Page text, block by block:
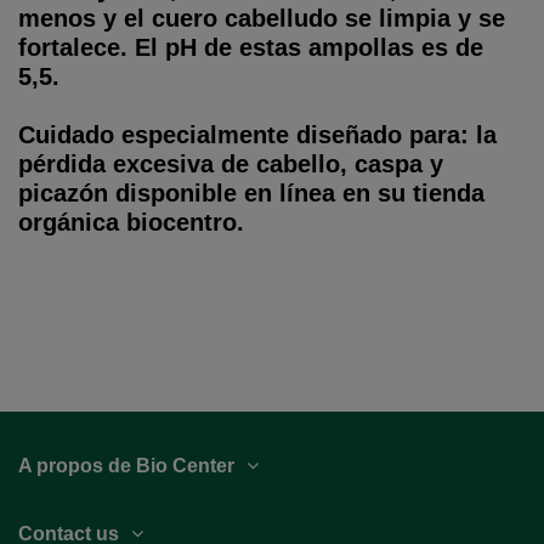
menos y el cuero cabelludo se limpia y se
fortalece. El pH de estas ampollas es de
5,5.
Cuidado especialmente diseñado para: la
pérdida excesiva de cabello, caspa y
picazón disponible en línea en su tienda
orgánica biocentro.
A propos de Bio Center
Contact us